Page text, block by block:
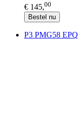
€ 145,00
Bestel nu
P3 PMG58 EPQ